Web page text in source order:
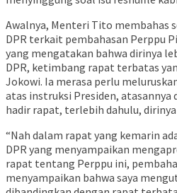
Awalnya, Menteri Tito membahas
DPR terkait pembahasan Perppu
yang mengatakan bahwa dirinya
DPR, ketimbang rapat terbatas
Jokowi. Ia merasa perlu
atas instruksi Presiden, atasannya
hadir rapat, terlebih dahulu,
“Nah dalam rapat yang kemarin
DPR yang menyampaikan
rapat tentang Perppu ini,
menyampaikan bahwa saya